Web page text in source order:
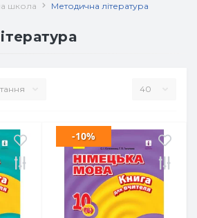
школа Методична література
-10%